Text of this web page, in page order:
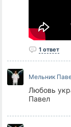
1 ответ
Мельник
Любовь
Павел